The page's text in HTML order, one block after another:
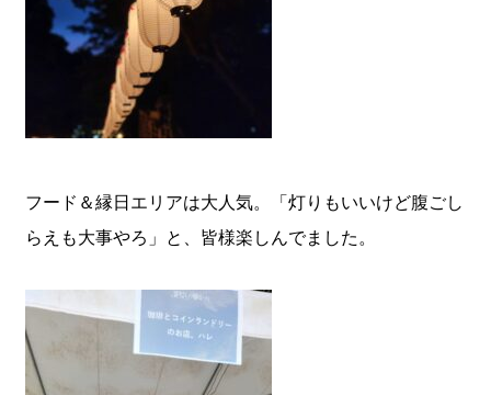
フード＆縁日エリアは大人気。「灯りもいいけど腹ごし
らえも大事やろ」と、皆様楽しんでました。